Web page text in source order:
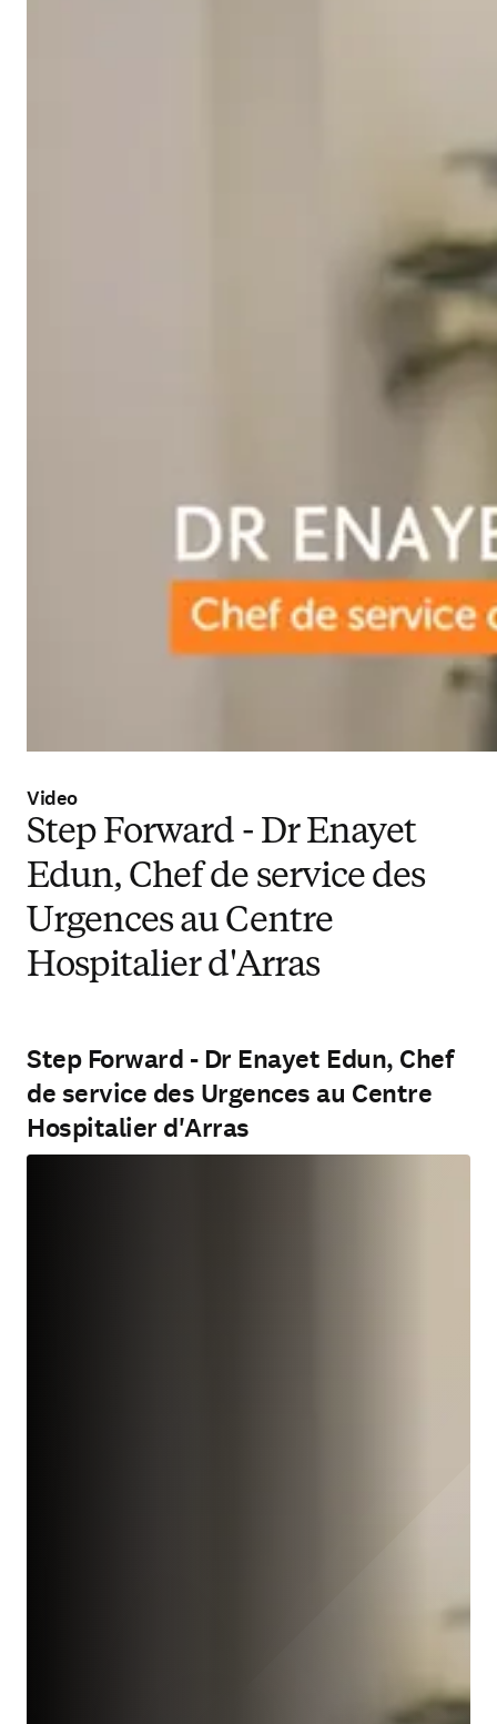
Video
Step Forward - Dr Enayet
Edun, Chef de service des
Urgences au Centre
Hospitalier d'Arras
Step Forward - Dr Enayet Edun, Chef
de service des Urgences au Centre
Hospitalier d'Arras